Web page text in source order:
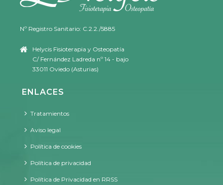
Nº Registro Sanitario: C.2.2./5885
Helycis Fisioterapia y Osteopatía
C/ Fernández Ladreda nº 14 - bajo
33011 Oviedo (Asturias)
ENLACES
Tratamientos
Aviso legal
Política de cookies
Política de privacidad
Política de Privacidad en RRSS